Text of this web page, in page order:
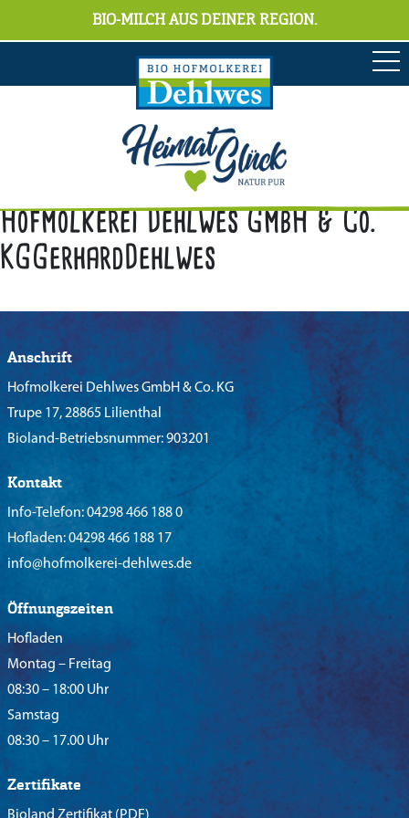
BIO-MILCH AUS DEINER REGION.
Hofmolkerei Dehlwes GmbH & Co.
KGGerhardDehlwes
Anschrift
Hofmolkerei Dehlwes GmbH & Co. KG
Trupe 17, 28865 Lilienthal
Bioland-Betriebsnummer: 903201
Kontakt
Info-Telefon:04298 466 188 0
Hofladen:04298 466 188 17
info@hofmolkerei-dehlwes.de
Öffnungszeiten
Hofladen
Montag – Freitag
08:30 – 18:00 Uhr
Samstag
08:30 – 17.00 Uhr
Zertifikate